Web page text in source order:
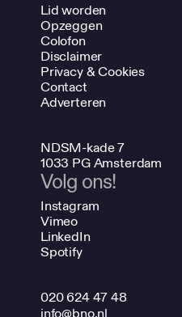
Lid worden
Opzeggen
Colofon
Disclaimer
Privacy & Cookies
Contact
Adverteren
NDSM-kade 7
1033 PG Amsterdam
Volg ons!
Instagram
Vimeo
LinkedIn
Spotify
020 624 47 48
info@bno.nl